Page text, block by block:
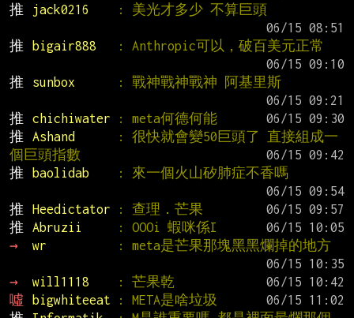
推
jack0216
: 美光才多少 不算巨頭
推
bigair888
: Anthropic可以，破百美元正常
推
sunbox
: 戰神戰神戰神 阿基里斯
推
chichiwater : meta何德何能
推
Ashand
: 很快就會變50巨頭了 直接組成一
個巨頭指數
推
baolidab
: 來一個火山矽肺症不香嗎
推
Heedictator : 查理．芒果
推
Abruzii : OOOi 蝦咪係I
→
wr
: meta是芒果那塊黑黑爛掉的地方
→
will1118 : 芒果乾
噓
bigwhiteeat : META是啥垃圾